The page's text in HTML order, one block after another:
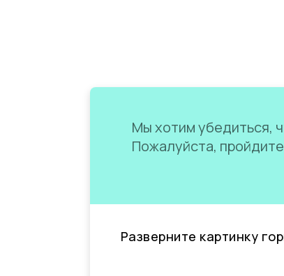
Мы хотим убедиться,
Пожалуйста,
Разверните картинку